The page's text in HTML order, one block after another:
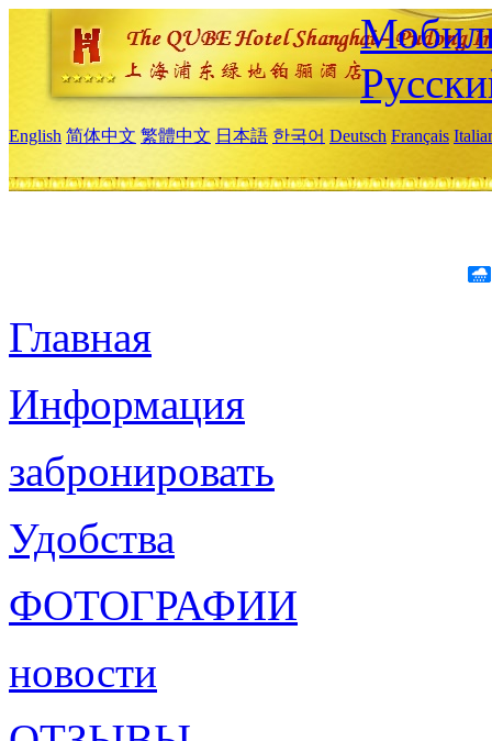
English 简体中文 繁體中文 日本語 한국어 Deutsch Français
Главная
Информация
забронировать
Удобства
ФОТОГРАФИИ
новости